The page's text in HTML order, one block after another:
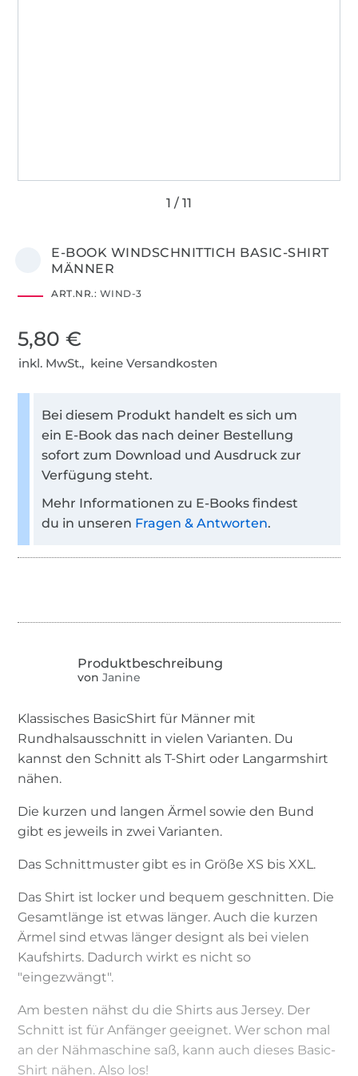
E-BOOK WINDSCHNITTICH BASIC-SHIRT
MÄNNER
ART.NR.: WIND-3
5,80 €
inkl. MwSt., keine Versandkosten
Bei diesem Produkt handelt es sich um
ein E-Book das nach deiner Bestellung
sofort zum Download und Ausdruck zur
Verfügung steht.
Mehr Informationen zu E-Books findest
du in unseren Fragen & Antworten.
von Janine
Klassisches BasicShirt für Männer mit
Rundhalsausschnitt in vielen Varianten. Du
kannst den Schnitt als T-Shirt oder Langarmshirt
nähen.
Die kurzen und langen Ärmel sowie den Bund
gibt es jeweils in zwei Varianten.
Das Schnittmuster gibt es in Größe XS bis XXL.
Das Shirt ist locker und bequem geschnitten. Die
Gesamtlänge ist etwas länger. Auch die kurzen
Ärmel sind etwas länger designt als bei vielen
Kaufshirts. Dadurch wirkt es nicht so
"eingezwängt".
Am besten nähst du die Shirts aus Jersey. Der
Schnitt ist für Anfänger geeignet. Wer schon mal
an der Nähmaschine saß, kann auch dieses Basic-
Shirt nähen. Also los!